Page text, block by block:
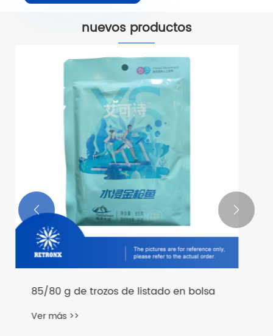
nuevos productos
Lomos De Aleta Amarilla De Limpieza
 